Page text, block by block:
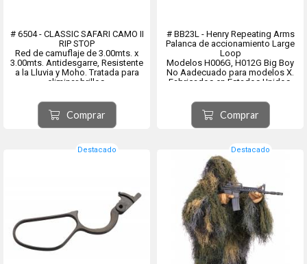
# 6504 - CLASSIC SAFARI CAMO II
RIP STOP
Red de camuflaje de 3.00mts. x
3.00mts. Antidesgarre, Resistente
a la Lluvia y Moho. Tratada para
eliminar brillos.
Protección, Vehículos Reversible
c/Tratamiento UV100%
Comprar
# BB23L - Henry Repeating Arms
Palanca de accionamiento Large
Loop
Modelos H006G, H012G Big Boy
No Aadecuado para modelos X.
Fabricados en Estados Unidos.
Comprar
Destacado Destacado